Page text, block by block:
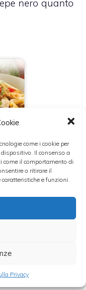
come i cookie per
Il consenso a
come il comportamento di
o ritirare il
e funzioni.
Privacy
nero quanto
con
con